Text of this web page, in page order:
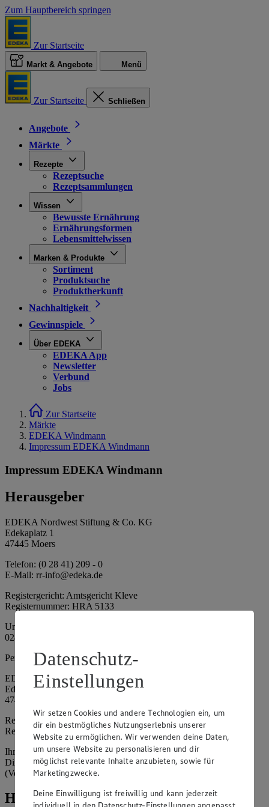
Zum Hauptbereich springen
Zur Startseite
Markt & Angebote Menü
Zur Startseite Schließen
Angebote
Märkte
Rezepte
Rezeptsuche
Rezeptsammlungen
Wissen
Bewusste Ernährung
Ernährungsformen
Lebensmittelwissen
Marken & Produkte
Sortiment
Produktsuche
Produktherkunft
Nachhaltigkeit
Gewinnspiele
Über EDEKA
EDEKA App
Newsletter
Verbund
Jobs
Zur Startseite
Märkte
EDEKA Windmann
Impressum EDEKA Windmann
Impressum EDEKA Windmann
Herausgeber
EDEKA Nordwest Stiftung & Co. KG
Edekaplatz 1
47445 Moers
Telefon: (0 28 41) 209 - 0
E-Mail: rr-info@edeka.de
Registergericht: Amtsgericht Kleve
Registernummer: HRA 5133
Umsatzsteuer-Identifikationsnummer gem. § 27a UStG: DE 335
024 695
Persönlich haftende Gesellschafterin:
EDEKA Nordwest Handelsstiftung e. K.
Edekaplatz 1
47445 Moers
Registergericht: Amtsgericht Kleve
Registernummer: HRA 5132
Ihrerseits vertreten durch: Frank Breuer (Vorstandsvorsitzender),
Dirk Neuhaus (Vorstandsvorsitzender), Peter Wagener
(Vorstandsvorsitzender)
Hinweise
Datenschutz-
Einstellungen
Wir setzen Cookies und andere Technologien ein, um
dir ein bestmögliches Nutzungserlebnis unserer
Website zu ermöglichen. Wir verwenden deine Daten,
um unsere Website zu personalisieren und dir
möglichst relevante Inhalte anzubieten, sowie für
Marketingzwecke.
Deine Einwilligung ist freiwillig und kann jederzeit